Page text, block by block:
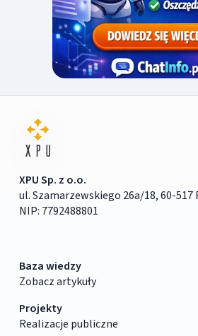
XPU Sp. z o.o.
ul. Szamarzewskiego 26a/18, 60-517
NIP: 7792488801
Baza wiedzy
Zobacz artykuły
Projekty
Realizacje publiczne